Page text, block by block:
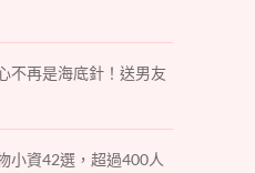
不再是海底針！送男友
小資42選，超過400人